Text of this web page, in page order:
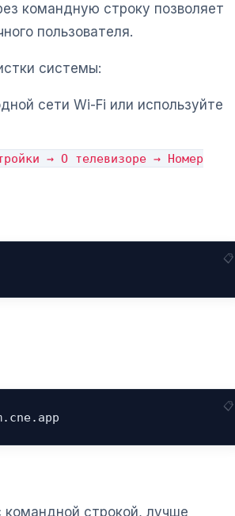
командную строку позволяет
пользователя.
системы:
сети Wi-Fi или используйте
→ О телевизоре → Номер
командной строкой, лучше